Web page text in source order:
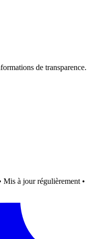
de transparence.
à jour régulièrement •